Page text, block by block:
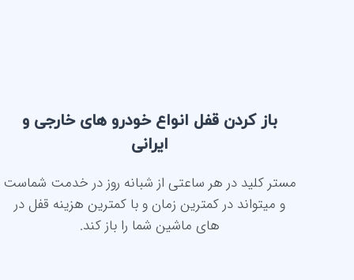
باز کردن قفل انواع خودرو های خارجی و
ایرانی
مستر کلید در هر ساعتی از شبانه روز در خدمت شماست
و میتواند در کمترین زمان و با کمترین هزینه قفل در
های ماشین شما را باز کند.